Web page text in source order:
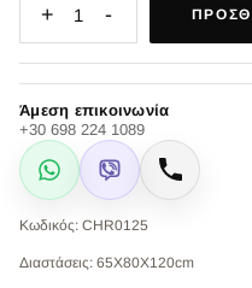
+ 1 -
Άμεση επικοινωνία
+30 698 224 1089
WhatsApp
Viber Κλήση
Κωδικός: CHR0125
Διαστάσεις: 65Χ80Χ120cm